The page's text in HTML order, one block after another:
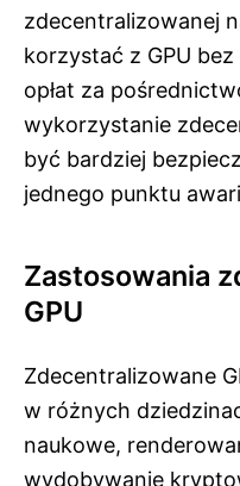
zdecentralizowanej
korzystać z GPU
opłat za
wykorzystanie
być bardziej
jednego punktu
Zastosowania
GPU
Zdecentralizowane
w różnych
naukowe,
wydobywanie